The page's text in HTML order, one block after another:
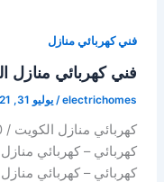
فني كهربائي منازل
فني كهربائي منازل
electrichomes
/ يوليو 31, 2021
كهربائي – كهربائي